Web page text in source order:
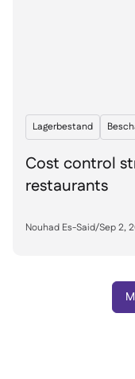
Lagerbestand
Cost control
restaurants
Nouhad Es-Said/Sep 2,